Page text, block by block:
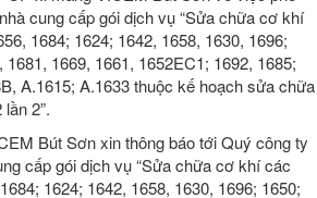
cung cấp gói dịch vụ “Sửa chữa cơ khí
1684; 1624; 1642, 1658, 1630, 1696;
1681, 1669, 1661, 1652EC1; 1692, 1685;
A.1615; A.1633 thuộc kế hoạch sửa chữa
2”.
Bút Sơn xin thông báo tới Quý công ty
cấp gói dịch vụ “Sửa chữa cơ khí các
1624; 1642, 1658, 1630, 1696; 1650;